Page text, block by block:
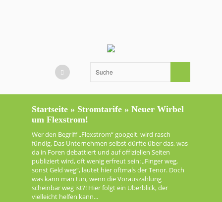
Startseite » Stromtarife » Neuer Wirbel
um Flexstrom!
Wer den Begriff „Flexstrom“ googelt, wird rasch
fündig. Das Unternehmen selbst dürfte über das, was
da in Foren debattiert und auf offiziellen Seiten
publiziert wird, oft wenig erfreut sein: „Finger weg,
sonst Geld weg“, lautet hier oftmals der Tenor. Doch
was kann man tun, wenn die Vorauszahlung
scheinbar weg ist?! Hier folgt ein Überblick, der
vielleicht helfen kann...